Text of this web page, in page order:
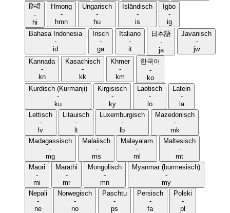
हिन्दी
-
hi
Hmong
-
hmn
Ungarisch
-
hu
Isländisch
-
is
Igbo
-
ig
Bahasa Indonesia
-
id
Irisch
-
ga
Italiano
-
it
日本語
-
ja
Javanisch
-
jw
Kannada
-
kn
Kasachisch
-
kk
Khmer
-
km
한국어
-
ko
Kurdisch (Kurmanji)
-
ku
Kirgisisch
-
ky
Laotisch
-
lo
Latein
-
la
Lettisch
-
lv
Litauisch
-
lt
Luxemburgisch
-
lb
Mazedonisch
-
mk
Madagassisch
-
mg
Malaiisch
-
ms
Malayalam
-
ml
Maltesisch
-
mt
Maori
-
mi
Marathi
-
mr
Mongolisch
-
mn
Myanmar (burmesisch)
-
my
Nepali
-
ne
Norwegisch
-
no
Paschtu
-
ps
Persisch
-
fa
Polski
-
pl